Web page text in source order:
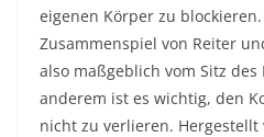
eigenen Körper zu
Zusammenspiel von Reiter
also maßgeblich vom Sitz
anderem ist es wichtig, den
nicht zu verlieren.